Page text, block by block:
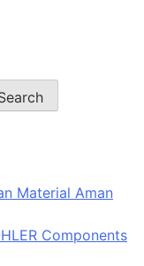
Material Aman
Components